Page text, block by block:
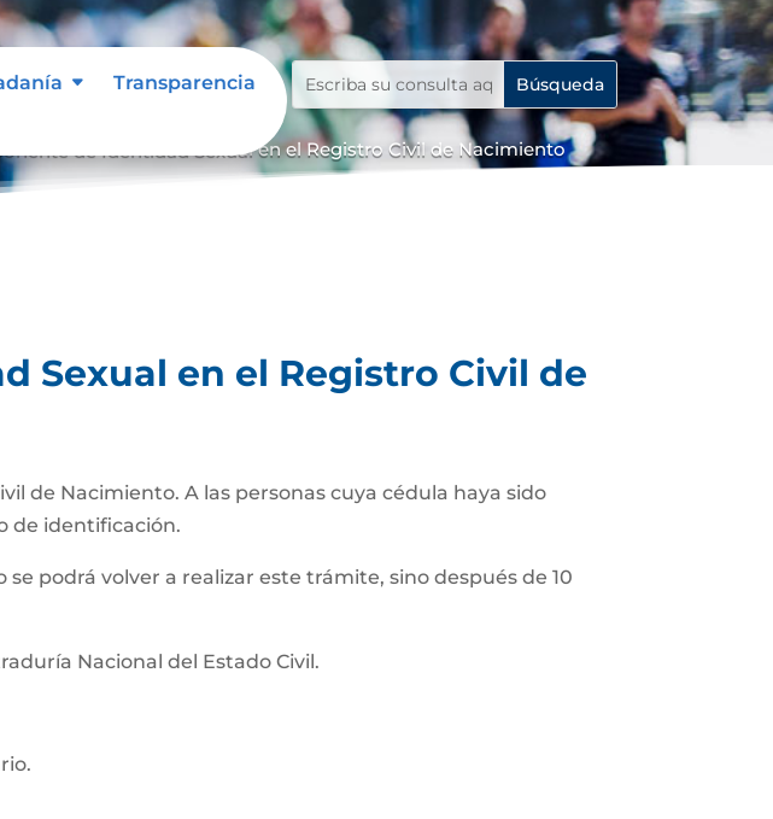
Transparencia
de Identidad Sexual en el Registro Civil de Nacimiento
Sexual en el Registro Civil de
de Nacimiento. A las personas cuya cédula haya sido
de identificación.
se podrá volver a realizar este trámite, sino después de 10
Nacional del Estado Civil.